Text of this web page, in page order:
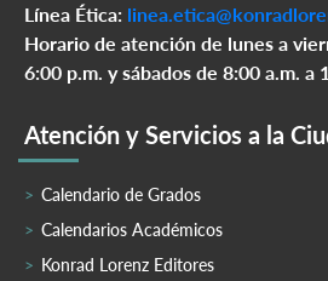
Línea Ética:
Horario de atención de lunes a
6:00 p.m. y sábados de 8:00 a.m. a
Atención y Servicios a la
Calendario de Grados
Calendarios Académicos
Konrad Lorenz Editores